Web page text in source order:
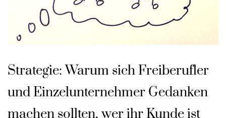
Strategie: Warum sich Freiberufler
und Einzelunternehmer Gedanken
machen sollten, wer ihr Kunde ist